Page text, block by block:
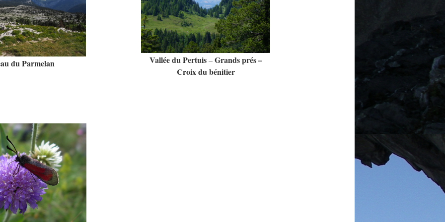
du Parmelan Vallée du Pertuis–Grands prés –
Croix du bénitier